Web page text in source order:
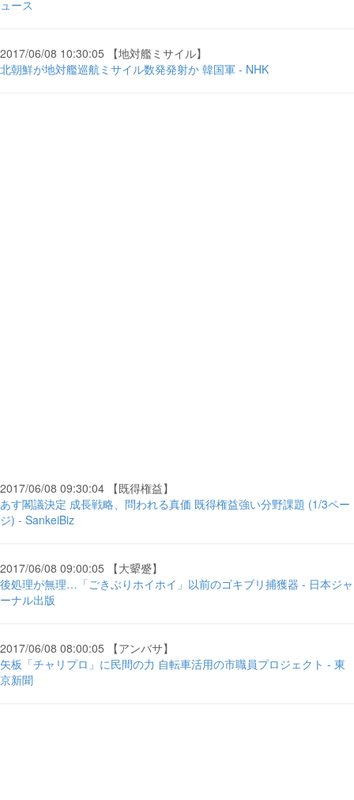
ュース
2017/06/08 10:30:05 【地対艦ミサイル】
北朝鮮が地対艦巡航ミサイル数発発射か 韓国軍 - NHK
2017/06/08 09:30:04 【既得権益】
あす閣議決定 成長戦略、問われる真価 既得権益強い分野課題 (1/3ペー
ジ) - SankeiBiz
2017/06/08 09:00:05 【大顰蹙】
後処理が無理…「ごきぶりホイホイ」以前のゴキブリ捕獲器 - 日本ジャ
ーナル出版
2017/06/08 08:00:05 【アンバサ】
矢板「チャリプロ」に民間の力 自転車活用の市職員プロジェクト - 東
京新聞